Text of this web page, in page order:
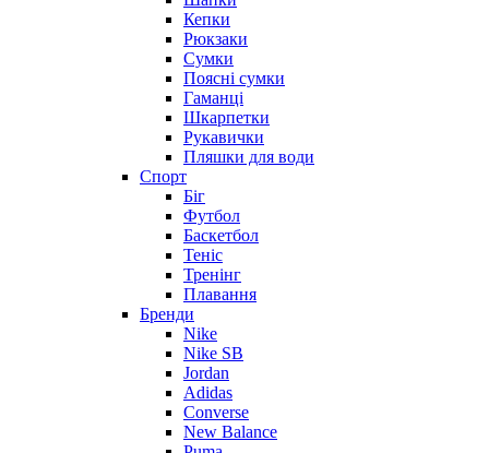
Кепки
Рюкзаки
Сумки
Поясні сумки
Гаманці
Шкарпетки
Рукавички
Пляшки для води
Спорт
Біг
Футбол
Баскетбол
Теніс
Тренінг
Плавання
Бренди
Nike
Nike SB
Jordan
Adidas
Converse
New Balance